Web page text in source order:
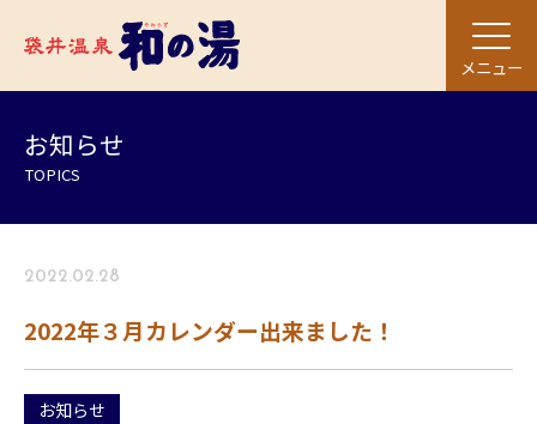
メニュー
お知らせ
TOPICS
2022.02.28
2022年３月カレンダー出来ました！
お知らせ